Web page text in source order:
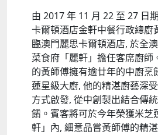
由 2017年 11 月 22 至 27 日
卡爾頓酒店金軒中餐行政總廚
臨澳門麗思卡爾頓酒店, 於全
菜食府「麗軒」擔任客席廚師
的黃師傅擁有逾廿年的中廚烹
蓮星級大廚, 他的精湛廚藝深
方式啟發, 從中創製出結合傳
餚。賓客將可於今年榮獲米芝
軒」內, 細意品嘗黃師傅的精